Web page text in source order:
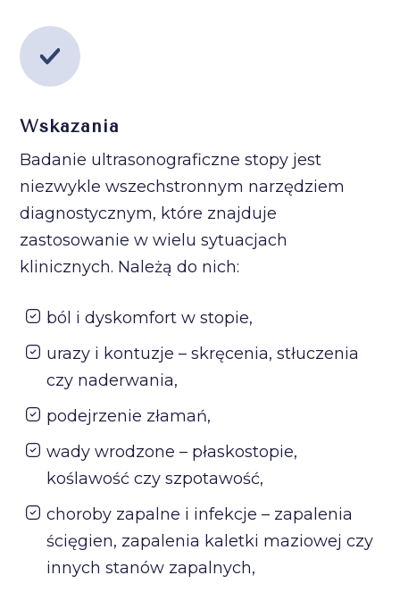
Wskazania
Badanie ultrasonograficzne stopy jest
niezwykle wszechstronnym narzędziem
diagnostycznym, które znajduje
zastosowanie w wielu sytuacjach
klinicznych. Należą do nich:
ból i dyskomfort w stopie,
urazy i kontuzje – skręcenia, stłuczenia
czy naderwania,
podejrzenie złamań,
wady wrodzone – płaskostopie,
koślawość czy szpotawość,
choroby zapalne i infekcje – zapalenia
ścięgien, zapalenia kaletki maziowej czy
innych stanów zapalnych,